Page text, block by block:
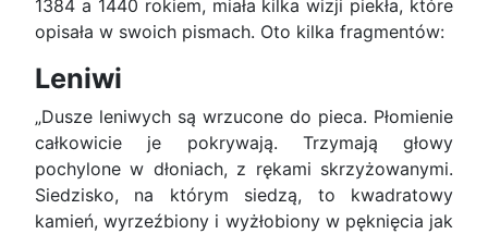
1384 a 1440 rokiem, miała kilka wizji piekła, które
opisała w swoich pismach. Oto kilka fragmentów:
Leniwi
„Dusze leniwych są wrzucone do pieca. Płomienie
całkowicie je pokrywają. Trzymają głowy
pochylone w dłoniach, z rękami skrzyżowanymi.
Siedzisko, na którym siedzą, to kwadratowy
kamień, wyrzeźbiony i wyżłobiony w pęknięcia jak